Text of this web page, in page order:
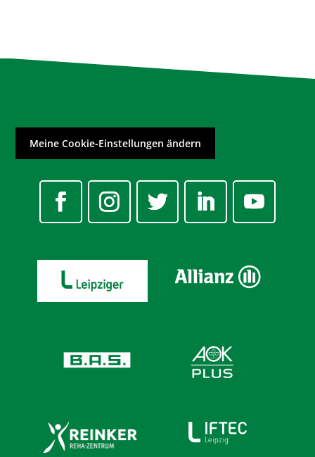
Meine Cookie-Einstellungen ändern